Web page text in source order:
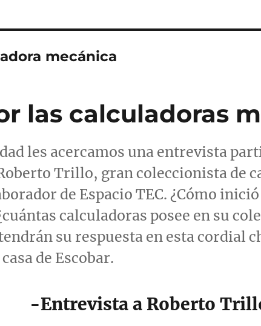
mecánica
las calculadoras
les acercamos una entrevista
Trillo, gran coleccionista de
de Espacio TEC. ¿Cómo
calculadoras posee en su
su respuesta en esta cordial
de Escobar.
-Entrevista a Roberto